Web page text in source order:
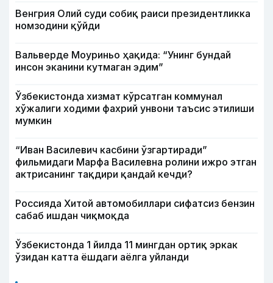
Венгрия Олий суди собиқ раиси президентликка
номзодини қўйди
Вальверде Моуриньо ҳақида: “Унинг бундай
инсон эканини кутмаган эдим”
Ўзбекистонда хизмат кўрсатган коммунал
хўжалиги ходими фахрий унвони таъсис этилиши
мумкин
“Иван Василевич касбини ўзгартиради”
фильмидаги Марфа Василевна ролини ижро этган
актрисанинг тақдири қандай кечди?
Россияда Хитой автомобиллари сифатсиз бензин
сабаб ишдан чиқмоқда
Ўзбекистонда 1 йилда 11 мингдан ортиқ эркак
ўзидан катта ёшдаги аёлга уйланди